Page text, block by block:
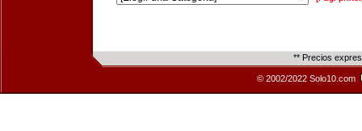
** Precios
© 2002/2022 Solo10.com